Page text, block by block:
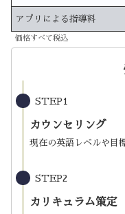
アプリによる指導料
価格すべて税込
STEP1
カウンセリング
現在の英語レベルや目
STEP2
カリキュラム策定